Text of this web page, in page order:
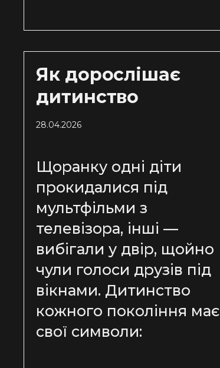
Як дорослішає
дитинство
28.04.2026
Щоранку одні діти
прокидалися під
мультфільми з
телевізора, інші —
вибігали у двір, щойно
чули голоси друзів під
вікнами. Дитинство
кожного покоління має
свої символи: